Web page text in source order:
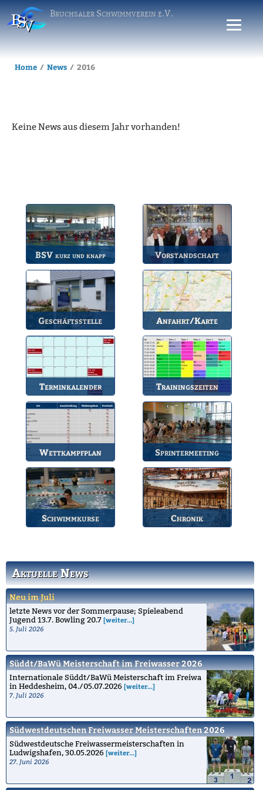
Bruchsaler Schwimmverein e.V.
Aktuelle News
Neu im Juli
letzte News vor der Sommerpause; Spieleabend
Jugend 13.7. Bowling 20.7 [weiter...]
5. Juli 2026
Süddt/BaWü Meisterschaft im Freiwasser 2026
Internationale Süddt/BaWü Meisterschaft im Freiwa
in Heddesheim, 04./05.07.2026 [weiter...]
7. Juli 2026
Südwestdeutschen Freiwasser Meisterschaften 2026
Südwestdeutsche Freiwassermeisterschaften in
Ludwigshafen, 30.05.2026 [weiter...]
27. Juni 2026
Home News 2016
Keine News aus diesem Jahr vorhanden!
BSV kurz und knapp
Die wichtigsten Infos
zum BSV.
Vorstandschaft
Unsere amtierende
Vorstandschaft.
Geschäftsstelle
Anlaufstelle für alle
Anfahrt/Karte
So können Sie uns
erreichen.
Terminkalender
Die Termine des BSV.
Trainingszeiten
Bahnbelegungen der
Gruppen.
Wettkampfplan
Übersicht der aktuellen
Wettkämpfe.
Sprintermeeting
Jährlicher Wettkampf
des BSV.
Schwimmkurse Chronik